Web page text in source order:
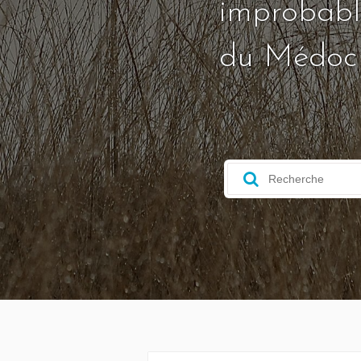
du Médoc